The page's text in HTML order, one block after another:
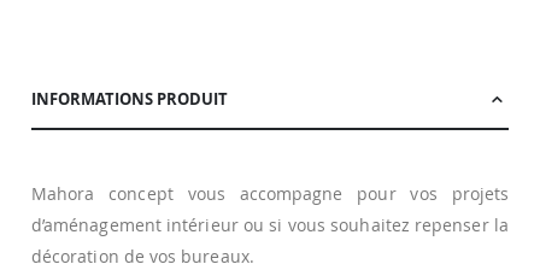
INFORMATIONS PRODUIT
Mahora concept vous accompagne pour vos projets
d’aménagement intérieur ou si vous souhaitez repenser la
décoration de vos bureaux.